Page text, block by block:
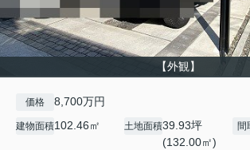
【外観】
価格 8,700万円
建物面積102.46㎡ 土地面積39.93坪
(132.00㎡)
間